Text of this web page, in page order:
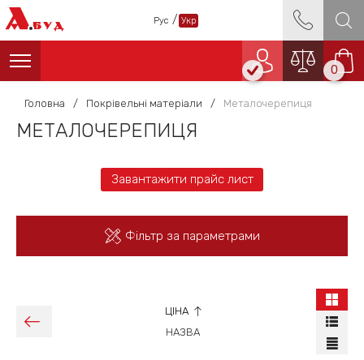
АБУД Рус / Укр
0
Головна / Покрівельні матеріали / Металочерепиця
МЕТАЛОЧЕРЕПИЦЯ
Завантажити прайс лист
Фільтр за параметрами
ЦІНА
НАЗВА